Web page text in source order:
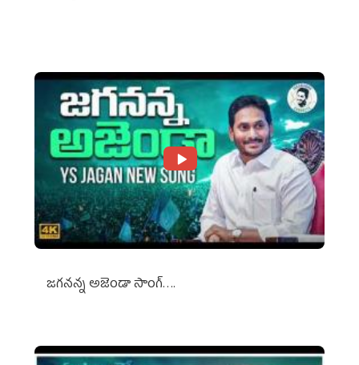
జగనన్న అజెండా సాంగ్….